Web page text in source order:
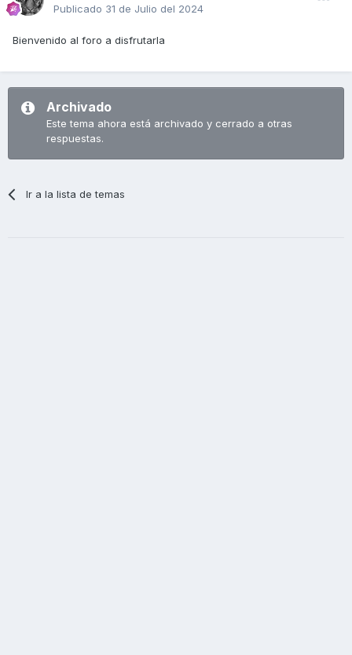
Publicado 31 de Julio del 2024
Bienvenido al foro a disfrutarla
Archivado
Este tema ahora está archivado y cerrado a otras
respuestas.
Ir a la lista de temas